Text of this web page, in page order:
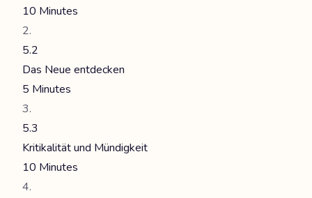
10 Minutes
5.2
Das Neue entdecken
5 Minutes
5.3
Kritikalität und Mündigkeit
10 Minutes